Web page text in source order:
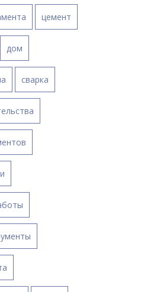
цемент
дом
сварка